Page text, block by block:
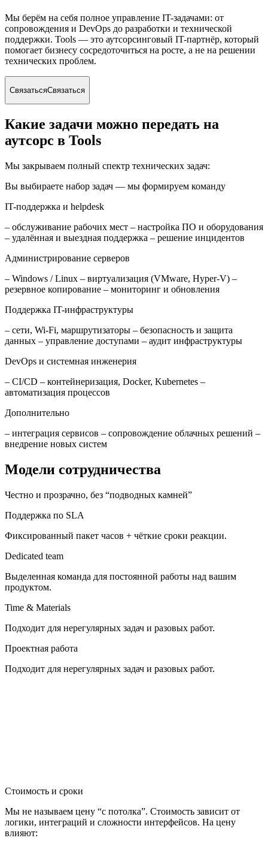
Мы берём на себя полное управление IT-задачами: от
сопровождения и DevOps до разработки и технической
поддержки. Tools — это аутсорсинговый IT-партнёр, который
помогает бизнесу сосредоточиться на росте, а не на решении
технических проблем.
СвязатьсяСвязаться
Какие задачи можно передать на
аутсорс в Tools
Мы закрываем полный спектр технических задач:
Вы выбираете набор задач — мы формируем команду
IT-поддержка и helpdesk
– обслуживание рабочих мест – настройка ПО и оборудования
– удалённая и выездная поддержка – решение инцидентов
Администрирование серверов
– Windows / Linux – виртуализация (VMware, Hyper-V) –
резервное копирование – мониторинг и обновления
Поддержка IT-инфраструктуры
– сети, Wi-Fi, маршрутизаторы – безопасность и защита
данных – управление доступами – аудит инфраструктуры
DevOps и системная инженерия
– CI/CD – контейнеризация, Docker, Kubernetes –
автоматизация процессов
Дополнительно
– интеграция сервисов – сопровождение облачных решений –
внедрение новых систем
Модели сотрудничества
Честно и прозрачно, без “подводных камней”
Поддержка по SLA
Фиксированный пакет часов + чёткие сроки реакции.
Dedicated team
Выделенная команда для постоянной работы над вашим
продуктом.
Time & Materials
Подходит для нерегулярных задач и разовых работ.
Проектная работа
Подходит для нерегулярных задач и разовых работ.
Стоимость и сроки
Мы не называем цену “с потолка”. Стоимость зависит от
логики, интеграций и сложности интерфейсов. На цену
влияют: